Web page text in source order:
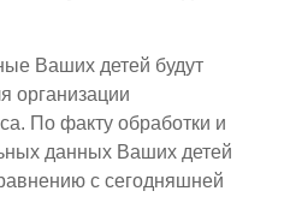
Ваших детей будут
организации
По факту обработки и
данных Ваших детей
с сегодняшней